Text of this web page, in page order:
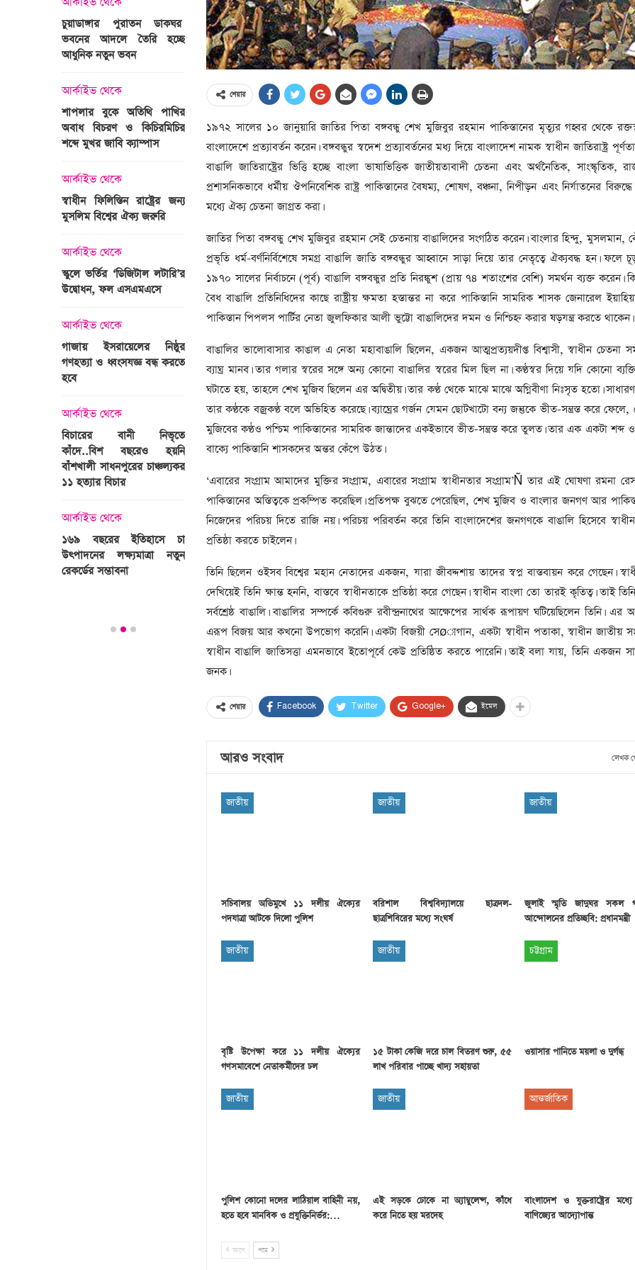
শেয়ার
১৯৭২ সালের ১০ জানুয়ারি জাতির পিতা বঙ্গবন্ধু শেখ মুজিবুর রহমান পাকিস্তানের মৃত্যুর গহ্বর থেকে
বাংলাদেশে প্রত্যাবর্তন করেন। বঙ্গবন্ধুর স্বদেশ প্রত্যাবর্তনের মধ্য দিয়ে বাংলাদেশ নামক স্বাধীন জাতিরাষ্ট্র
বাঙালি জাতিরাষ্ট্রের ভিত্তি হচ্ছে বাংলা ভাষাভিত্তিক জাতীয়তাবাদী চেতনা এবং অর্থনৈতিক, সাংস্কৃতিক,
প্রশাসনিকভাবে ধর্মীয় ঔপনিবেশিক রাষ্ট্র পাকিস্তানের বৈষম্য, শোষণ, বঞ্চনা, নিপীড়ন এবং নির্যাতনের বিরুদ্ধে
মধ্যে ঐক্য চেতনা জাগ্রত করা।
জাতির পিতা বঙ্গবন্ধু শেখ মুজিবুর রহমান সেই চেতনায় বাঙালিদের সংগঠিত করেন। বাংলার হিন্দু, মুসলমান,
প্রভৃতি ধর্ম-বর্ণনির্বিশেষে সমগ্র বাঙালি জাতি বঙ্গবন্ধুর আহ্বানে সাড়া দিয়ে তার নেতৃত্বে ঐক্যবদ্ধ হন। ফলে
১৯৭০ সালের নির্বাচনে (পূর্ব) বাঙালি বঙ্গবন্ধুর প্রতি নিরঙ্কুশ (প্রায় ৭৪ শতাংশের বেশি) সমর্থন ব্যক্ত করেন।
বৈধ বাঙালি প্রতিনিধিদের কাছে রাষ্ট্রীয় ক্ষমতা হস্তান্তর না করে পাকিস্তানি সামরিক শাসক জেনারেল
পাকিস্তান পিপলস পার্টির নেতা জুলফিকার আলী ভুট্টো বাঙালিদের দমন ও নিশ্চিহ্ন করার ষড়যন্ত্র করতে থাকেন।
বাঙালির ভালোবাসার কাঙাল এ নেতা মহাবাঙালি ছিলেন, একজন আত্মপ্রত্যয়দীপ্ত বিশ্বাসী, স্বাধীন চেতনা
ব্যাঘ্র মানব। তার গলার স্বরের সঙ্গে অন্য কোনো বাঙালির স্বরের মিল ছিল না। কণ্ঠস্বর দিয়ে যদি কোনো
ঘটাতে হয়, তাহলে শেখ মুজিব ছিলেন এর অদ্বিতীয়। তার কণ্ঠ থেকে মাঝে মাঝে অগ্নিবীণা নিঃসৃত হতো।
তার কণ্ঠকে বজ্রকণ্ঠ বলে অভিহিত করেছে। ব্যাঘ্রের গর্জন যেমন ছোটখাটো বন্য জন্তুকে ভীত-সন্ত্রস্ত করে
মুজিবের কণ্ঠও পশ্চিম পাকিস্তানের সামরিক জান্তাদের একইভাবে ভীত-সন্ত্রস্ত করে তুলত। তার এক একটা
বাক্যে পাকিস্তানি শাসকদের অন্তর কেঁপে উঠত।
‘এবারের সংগ্রাম আমাদের মুক্তির সংগ্রাম, এবারের সংগ্রাম স্বাধীনতার সংগ্রাম’Ñ তার এই ঘোষণা রমনা
পাকিস্তানের অস্তিত্বকে প্রকম্পিত করেছিল। প্রতিপক্ষ বুঝতে পেরেছিল, শেখ মুজিব ও বাংলার জনগণ আর
নিজেদের পরিচয় দিতে রাজি নয়। পরিচয় পরিবর্তন করে তিনি বাংলাদেশের জনগণকে বাঙালি হিসেবে
প্রতিষ্ঠা করতে চাইলেন।
তিনি ছিলেন ওইসব বিশ্বের মহান নেতাদের একজন, যারা জীবদ্দশায় তাদের স্বপ্ন বাস্তবায়ন করে গেছেন।
দেখিয়েই তিনি ক্ষান্ত হননি, বাস্তবে স্বাধীনতাকে প্রতিষ্ঠা করে গেছেন। স্বাধীন বাংলা তো তারই কৃতিত্ব। তাই
সর্বশ্রেষ্ঠ বাঙালি। বাঙালির সম্পর্কে কবিগুরু রবীন্দ্রনাথের আক্ষেপের সার্থক রূপায়ণ ঘটিয়েছিলেন তিনি। এর
এরূপ বিজয় আর কখনো উপভোগ করেনি। একটা বিজয়ী সেøাগান, একটা স্বাধীন পতাকা, স্বাধীন জাতীয়
স্বাধীন বাঙালি জাতিসত্তা এমনভাবে ইতোপূর্বে কেউ প্রতিষ্ঠিত করতে পারেনি। তাই বলা যায়, তিনি একজন
জনক।
শেয়ার Facebook Twitter Google+ ইমেল
আরও সংবাদ লেখক
জাতীয়
সচিবালয় অভিমুখে ১১ দলীয় ঐক্যের
পদযাত্রা আটকে দিলো পুলিশ
জাতীয়
বরিশাল বিশ্ববিদ্যালয়ে ছাত্রদল-
ছাত্রশিবিরের মধ্যে সংঘর্ষ
জাতীয়
জুলাই স্মৃতি জাদুঘর সকল
আন্দোলনের প্রতিচ্ছবি: প্রধানমন্ত্রী
জাতীয়
বৃষ্টি উপেক্ষা করে ১১ দলীয় ঐক্যের
গণসমাবেশে নেতাকর্মীদের ঢল
জাতীয়
১৫ টাকা কেজি দরে চাল বিতরণ শুরু, ৫৫
লাখ পরিবার পাচ্ছে খাদ্য সহায়তা
চট্টগ্রাম
ওয়াসার পানিতে ময়লা ও দুর্গন্ধ
জাতীয়
পুলিশ কোনো দলের লাঠিয়াল বাহিনী নয়,
হতে হবে মানবিক ও প্রযুক্তিনির্ভর:…
জাতীয়
এই সড়কে ঢোকে না অ্যাম্বুলেন্স, কাঁধে
করে নিতে হয় মরদেহ
আন্তর্জাতিক
বাংলাদেশ ও যুক্তরাষ্ট্রের
বাণিজ্যের আদ্যোপান্ত
আগে পরে
চুয়াডাঙ্গার পুরাতন ডাকঘর
ভবনের আদলে তৈরি হচ্ছে
আধুনিক নতুন ভবন
আর্কাইভ থেকে
শাপলার বুকে অতিথি পাখির
অবাধ বিচরণ ও কিচিরমিচির
শব্দে মুখর জাবি ক্যাম্পাস
আর্কাইভ থেকে
স্বাধীন ফিলিস্তিন রাষ্ট্রের জন্য
মুসলিম বিশ্বের ঐক্য জরুরি
আর্কাইভ থেকে
স্কুলে ভর্তির ‘ডিজিটাল লটারি’র
উদ্বোধন, ফল এসএমএসে
আর্কাইভ থেকে
গাজায় ইসরায়েলের নিষ্ঠুর
গণহত্যা ও ধ্বংসযজ্ঞ বন্ধ করতে
হবে
আর্কাইভ থেকে
বিচারের বানী নিভৃতে
কাঁদে..বিশ বছরেও হয়নি
বাঁশখালী সাধনপুরের চাঞ্চল্যকর
১১ হত্যার বিচার
আর্কাইভ থেকে
১৬৯ বছরের ইতিহাসে চা
উৎপাদনের লক্ষ্যমাত্রা নতুন
রেকর্ডের সম্ভাবনা
অপরাধ
গুলশান হলি আর্টিজান হামলা
মামলা : হাইকোর্টের রায় আজ
আন্তর্জাতিক
মাওলানা তারেক জামিলের
ছেলের মৃত্যু
আন্তর্জাতিক
বিশ্বকাপ ইাতহাসে সাকিবের
আরেকটি রেকর্ড
আর্কাইভ থেকে
টানেল উদ্বোধন : প্রধানমন্ত্রীর
জনসভায় যোগ দিচ্ছেন দলীয়
নেতাকর্মীরা
আর্কাইভ থেকে
ভারতজুড়ে চলছে ‘মুজিব:একটি
জাতির রূপকার ’সিনেমার
প্রচারণা
আর্কাইভ থেকে
স্বামীকে বেঁধে স্ত্রীকে গণধর্ষণ, ২
আর্কাইভ থেকে
প্রস্তুত গাবতলীর হাট
আর্কাইভ থেকে
সেহরি, ইফতার ও তারাবির
সময় নিরবচ্ছিন্ন বিদ্যুৎ রাখার
নির্দেশ: প্রধানমন্ত্রী তারেক
রহমান
আর্কাইভ থেকে
দেশের ১১তম প্রধানমন্ত্রী হলেন
তারেক রহমান
নতুন মন্ত্রিসভা ৫০ সদস্যের হতে
পারে, ২৫ পূর্ণমন্ত্রী, প্রতিমন্ত্রী
২৪
আর্কাইভ থেকে
সাবেক প্রধানমন্ত্রী খালেদা
শোক, প্রজ্ঞাপন জারি
আর্কাইভ থেকে
দেশনেত্রী বেগম খালেদা জিয়া
আর নেই
ঐতিহাসিক পাগলা
মসজিদ:দানবাক্সে মিলল রেকর্ড
৬ কোটি ৩২ লাখ টাকা
৫ বছর পর পর নির্বাচনি
সহিংসতার অভিঘাতে পর্যটন